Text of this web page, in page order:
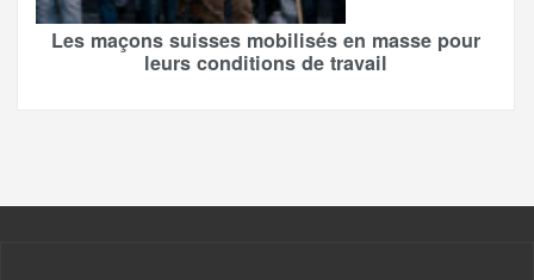
Les maçons suisses mobilisés en masse pour
leurs conditions de travail